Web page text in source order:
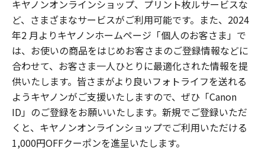
キヤノンオンラインショップ、プリント枚ルサービスな
ど、さまざまなサービスがご利用可能です。また、2024
年2 月よりキヤノンホームページ「個人のお客さま」で
は、お使いの商品をはじめお客さまのご登録情報などに
合わせて、お客さま一人ひとりに最適化された情報を提
供いたします。皆さまがより良いフォトライフを送れる
ようキヤノンがご支援いたしますので、ぜひ「Canon
ID」のご登録をお願いいたします。新規でご登録いただ
くと、キヤノンオンラインショップでご利用いただける
1,000円OFFクーポンを進呈いたします。